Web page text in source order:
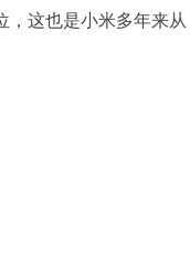
，这也是小米多年来从